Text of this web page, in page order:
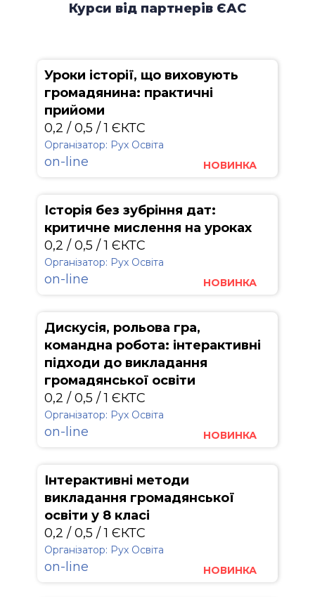
Курси від партнерів ЄАС
Уроки історії, що виховують
громадянина: практичні
прийоми
0,2 / 0,5 / 1 ЄКТС
Організатор: Рух Освіта
on-line НОВИНКА
Історія без зубріння дат:
критичне мислення на уроках
0,2 / 0,5 / 1 ЄКТС
Організатор: Рух Освіта
on-line НОВИНКА
Дискусія, рольова гра,
командна робота: інтерактивні
підходи до викладання
громадянської освіти
0,2 / 0,5 / 1 ЄКТС
Організатор: Рух Освіта
on-line НОВИНКА
Інтерактивні методи
викладання громадянської
освіти у 8 класі
0,2 / 0,5 / 1 ЄКТС
Організатор: Рух Освіта
on-line НОВИНКА